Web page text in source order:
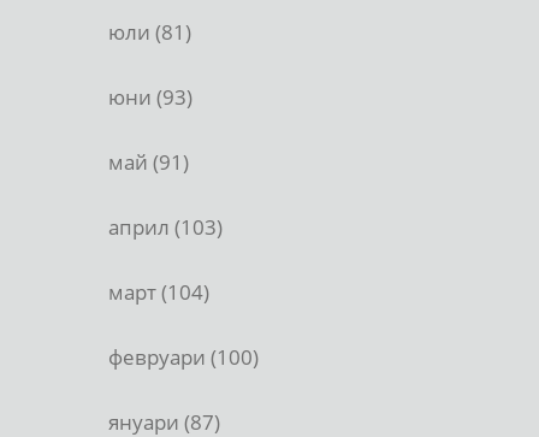
юли (81)
юни (93)
май (91)
април (103)
март (104)
февруари (100)
януари (87)